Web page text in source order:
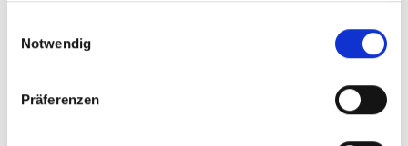
Notwendig
Präferenzen
English, German,